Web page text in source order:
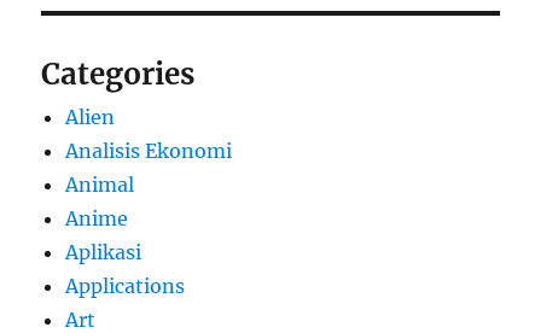
Categories
Alien
Analisis Ekonomi
Animal
Anime
Aplikasi
Applications
Art